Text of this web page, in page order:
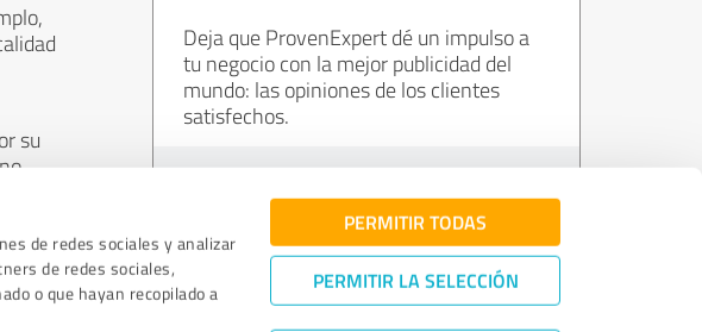
de redes sociales y analizar
de redes sociales,
o que hayan recopilado a
PERMITIR TODAS
PERMITIR LA SELECCIÓN
su
Deja que ProvenExpert dé un impulso a
tu negocio con la mejor publicidad del
mundo: las opiniones de los clientes
satisfechos.
Únete ahora de forma gratuita.